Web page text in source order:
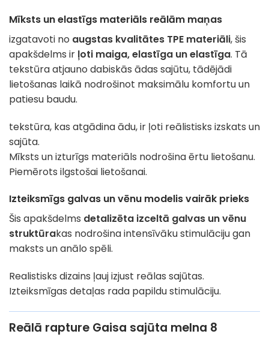
Mīksts un elastīgs materiāls reālām maņas
izgatavoti no augstas kvalitātes TPE materiāli, šis
apakšdelms ir ļoti maiga, elastīga un elastīga. Tā
tekstūra atjauno dabiskās ādas sajūtu, tādējādi
lietošanas laikā nodrošinot maksimālu komfortu un
patiesu baudu.
tekstūra, kas atgādina ādu, ir ļoti reālistisks izskats un
sajūta.
Mīksts un izturīgs materiāls nodrošina ērtu lietošanu.
Piemērots ilgstošai lietošanai.
Izteiksmīgs galvas un vēnu modelis vairāk prieks
Šis apakšdelms detalizēta izceltā galvas un vēnu
struktūrakas nodrošina intensīvāku stimulāciju gan
maksts un anālo spēli.
Realistisks dizains ļauj izjust reālas sajūtas.
Izteiksmīgas detaļas rada papildu stimulāciju.
Reālā rapture Gaisa sajūta melna 8